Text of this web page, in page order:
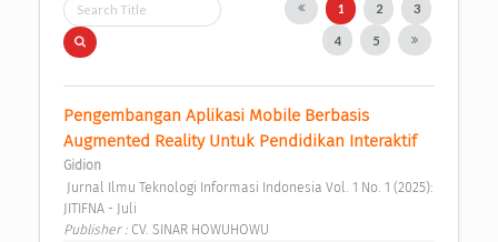
1 2 3
4 5
Pengembangan Aplikasi Mobile Berbasis
Augmented Reality Untuk Pendidikan Interaktif
Gidion
JITIFNA - Juli
Publisher : CV. SINAR HOWUHOWU